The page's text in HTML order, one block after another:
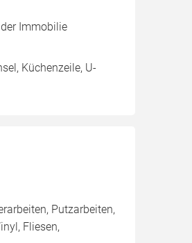
Immobilie
Küchenzeile, U-
Putzarbeiten,
Fliesen,